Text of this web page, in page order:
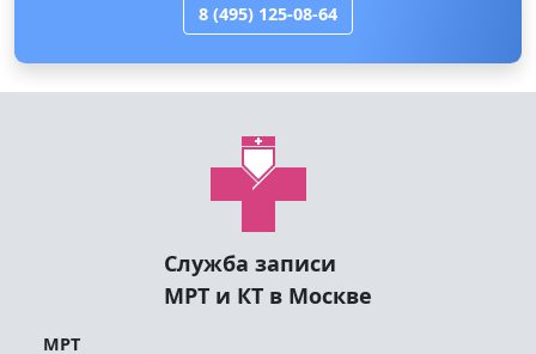
8 (495) 125-08-64
Служба записи
МРТ и КТ в Москве
МРТ